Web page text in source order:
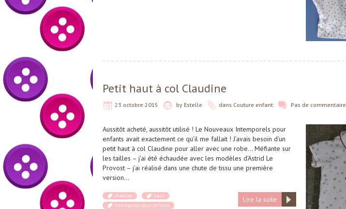
Petit haut à col Claudine
23 octobre 2015 by Estelle dans Couture enfant Pas de commentaire
Aussitôt acheté, aussitôt utilisé ! Le Nouveaux Intemporels pour
enfants avait exactement ce qu’il me fallait ! J’avais besoin d’un
petit haut à col Claudine pour aller avec une robe… Méfiante sur
les tailles – j’ai été échaudée avec les modèles d’Astrid Le
Provost – j’ai réalisé dans une chute de tissu une première
version…
Lire la suite
chemise
haut
Intemporels pour enfants